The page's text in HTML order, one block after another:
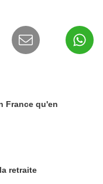
France qu'en
retraite